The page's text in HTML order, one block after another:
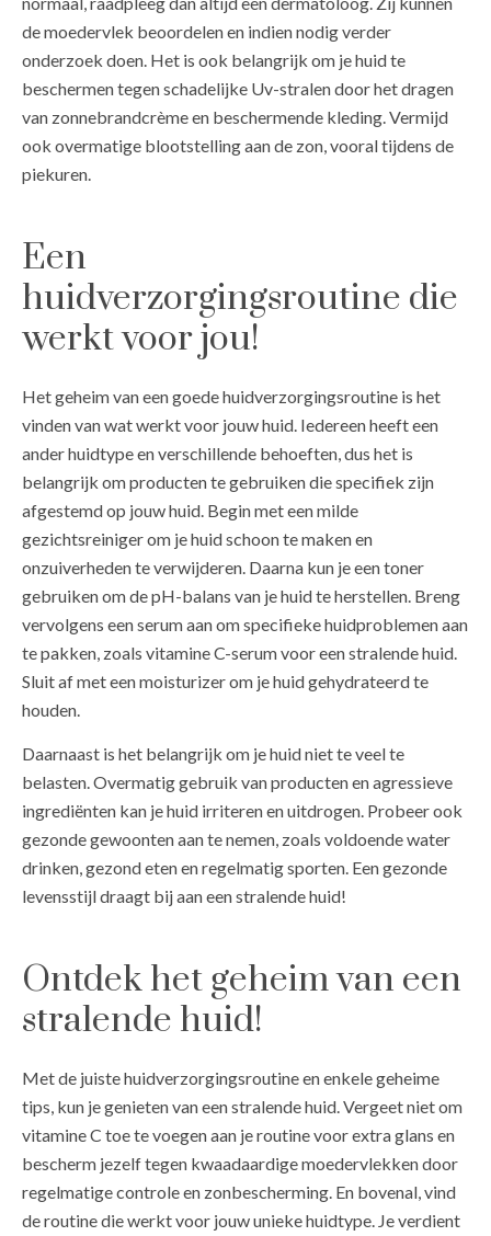
de moedervlek beoordelen en indien nodig verder
onderzoek doen. Het is ook belangrijk om je huid te
beschermen tegen schadelijke Uv-stralen door het dragen
van zonnebrandcrème en beschermende kleding. Vermijd
ook overmatige blootstelling aan de zon, vooral tijdens de
piekuren.
Een
huidverzorgingsroutine die
werkt voor jou!
Het geheim van een goede huidverzorgingsroutine is het
vinden van wat werkt voor jouw huid. Iedereen heeft een
ander huidtype en verschillende behoeften, dus het is
belangrijk om producten te gebruiken die specifiek zijn
afgestemd op jouw huid. Begin met een milde
gezichtsreiniger om je huid schoon te maken en
onzuiverheden te verwijderen. Daarna kun je een toner
gebruiken om de pH-balans van je huid te herstellen. Breng
vervolgens een serum aan om specifieke huidproblemen aan
te pakken, zoals vitamine C-serum voor een stralende huid.
Sluit af met een moisturizer om je huid gehydrateerd te
houden.
Daarnaast is het belangrijk om je huid niet te veel te
belasten. Overmatig gebruik van producten en agressieve
ingrediënten kan je huid irriteren en uitdrogen. Probeer ook
gezonde gewoonten aan te nemen, zoals voldoende water
drinken, gezond eten en regelmatig sporten. Een gezonde
levensstijl draagt bij aan een stralende huid!
Ontdek het geheim van een
stralende huid!
Met de juiste huidverzorgingsroutine en enkele geheime
tips, kun je genieten van een stralende huid. Vergeet niet om
vitamine C toe te voegen aan je routine voor extra glans en
bescherm jezelf tegen kwaadaardige moedervlekken door
regelmatige controle en zonbescherming. En bovenal, vind
de routine die werkt voor jouw unieke huidtype. Je verdient